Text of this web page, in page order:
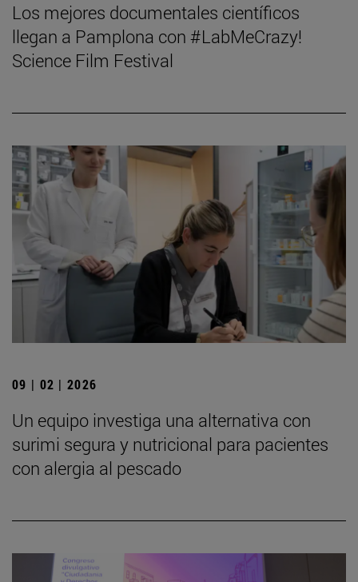
Los mejores documentales científicos
llegan a Pamplona con #LabMeCrazy!
Science Film Festival
09 | 02 | 2026
Un equipo investiga una alternativa con
surimi segura y nutricional para pacientes
con alergia al pescado